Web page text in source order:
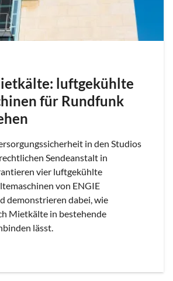
luftgekühlte
für Rundfunk
in den Studios
Sendeanstalt in
vier luftgekühlte
von ENGIE
demonstrieren dabei, wie
Mietkälte in bestehende
lässt.